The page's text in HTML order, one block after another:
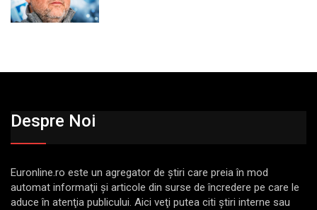
Despre Noi
Euronline.ro este un agregator de ştiri care preia în mod
automat informaţii şi articole din surse de încredere pe care le
aduce în atenţia publicului. Aici veţi putea citi ştiri interne sau